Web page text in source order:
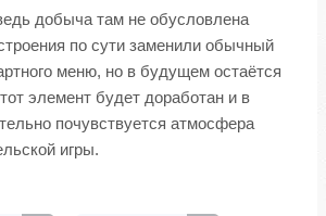
добыча там не обусловлена
по сути заменили обычный
меню, но в будущем остаётся
элемент будет доработан и в
почувствуется атмосфера
игры.